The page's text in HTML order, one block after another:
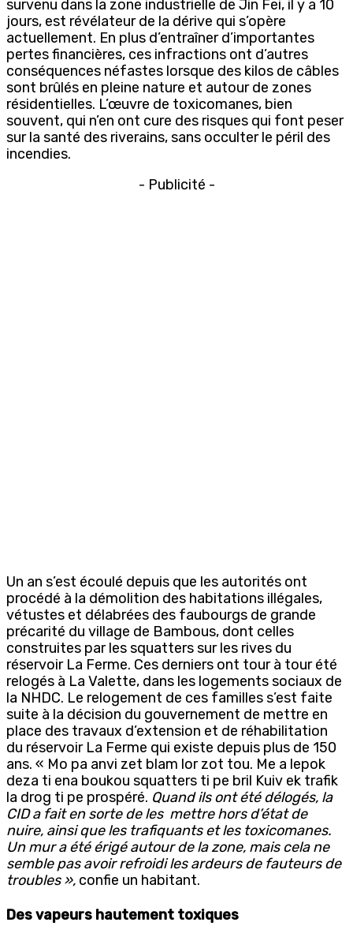
survenu dans la zone industrielle de Jin Fei, il y a 10
jours, est révélateur de la dérive qui s’opère
actuellement. En plus d’entraîner d’importantes
pertes financières, ces infractions ont d’autres
conséquences néfastes lorsque des kilos de câbles
sont brûlés en pleine nature et autour de zones
résidentielles. L’œuvre de toxicomanes, bien
souvent, qui n’en ont cure des risques qui font peser
sur la santé des riverains, sans occulter le péril des
incendies.
- Publicité -
Un an s’est écoulé depuis que les autorités ont
procédé à la démolition des habitations illégales,
vétustes et délabrées des faubourgs de grande
précarité du village de Bambous, dont celles
construites par les squatters sur les rives du
réservoir La Ferme. Ces derniers ont tour à tour été
relogés à La Valette, dans les logements sociaux de
la NHDC. Le relogement de ces familles s’est faite
suite à la décision du gouvernement de mettre en
place des travaux d’extension et de réhabilitation
du réservoir La Ferme qui existe depuis plus de 150
ans. « Mo pa anvi zet blam lor zot tou. Me a lepok
deza ti ena boukou squatters ti pe bril Kuiv ek trafik
la drog ti pe prospéré. Quand ils ont été délogés, la
CID a fait en sorte de les mettre hors d’état de
nuire, ainsi que les trafiquants et les toxicomanes.
Un mur a été érigé autour de la zone, mais cela ne
semble pas avoir refroidi les ardeurs de fauteurs de
troubles », confie un habitant.
Des vapeurs hautement toxiques